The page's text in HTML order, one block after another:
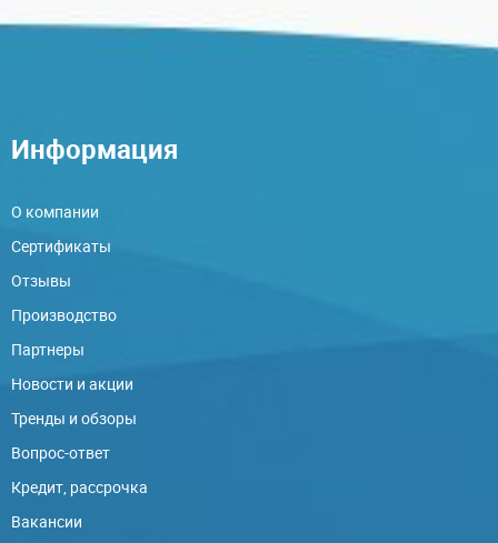
Информация
О компании
Сертификаты
Отзывы
Производство
Партнеры
Новости и акции
Тренды и обзоры
Вопрос-ответ
Кредит, рассрочка
Вакансии